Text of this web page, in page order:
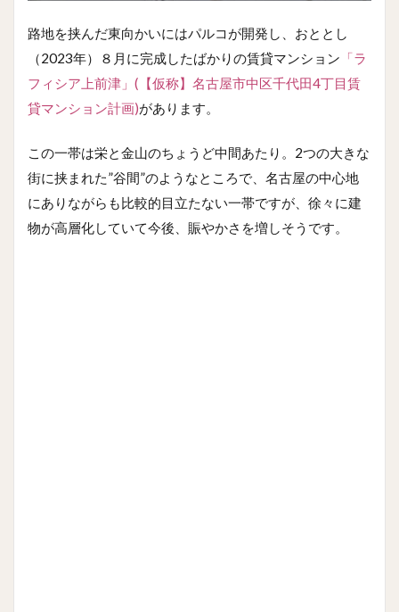
路地を挟んだ東向かいにはパルコが開発し、おととし
（2023年）８月に完成したばかりの賃貸マンション 「ラ
フィシア上前津」(【仮称】名古屋市中区千代田4丁目賃
貸マンション計画)があります。
この一帯は栄と金山のちょうど中間あたり。2つの大きな
街に挟まれた”谷間”のようなところで、名古屋の中心地
にありながらも比較的目立たない一帯ですが、徐々に建
物が高層化していて今後、賑やかさを増しそうです。